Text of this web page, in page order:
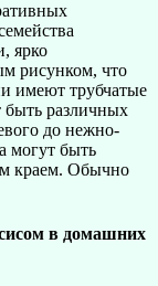
ярко
рисунком, что
имеют трубчатые
быть различных
до нежно-
могут быть
краем. Обычно
в домашних